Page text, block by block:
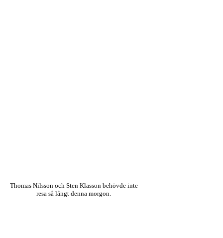
Thomas Nilsson och Sten Klasson behövde inte
resa så långt denna morgon.